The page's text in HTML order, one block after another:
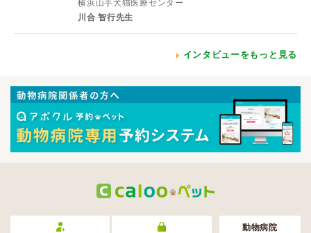
横浜山手犬猫医療センター
川合 智行先生
インタビューをもっと見る
動物病院